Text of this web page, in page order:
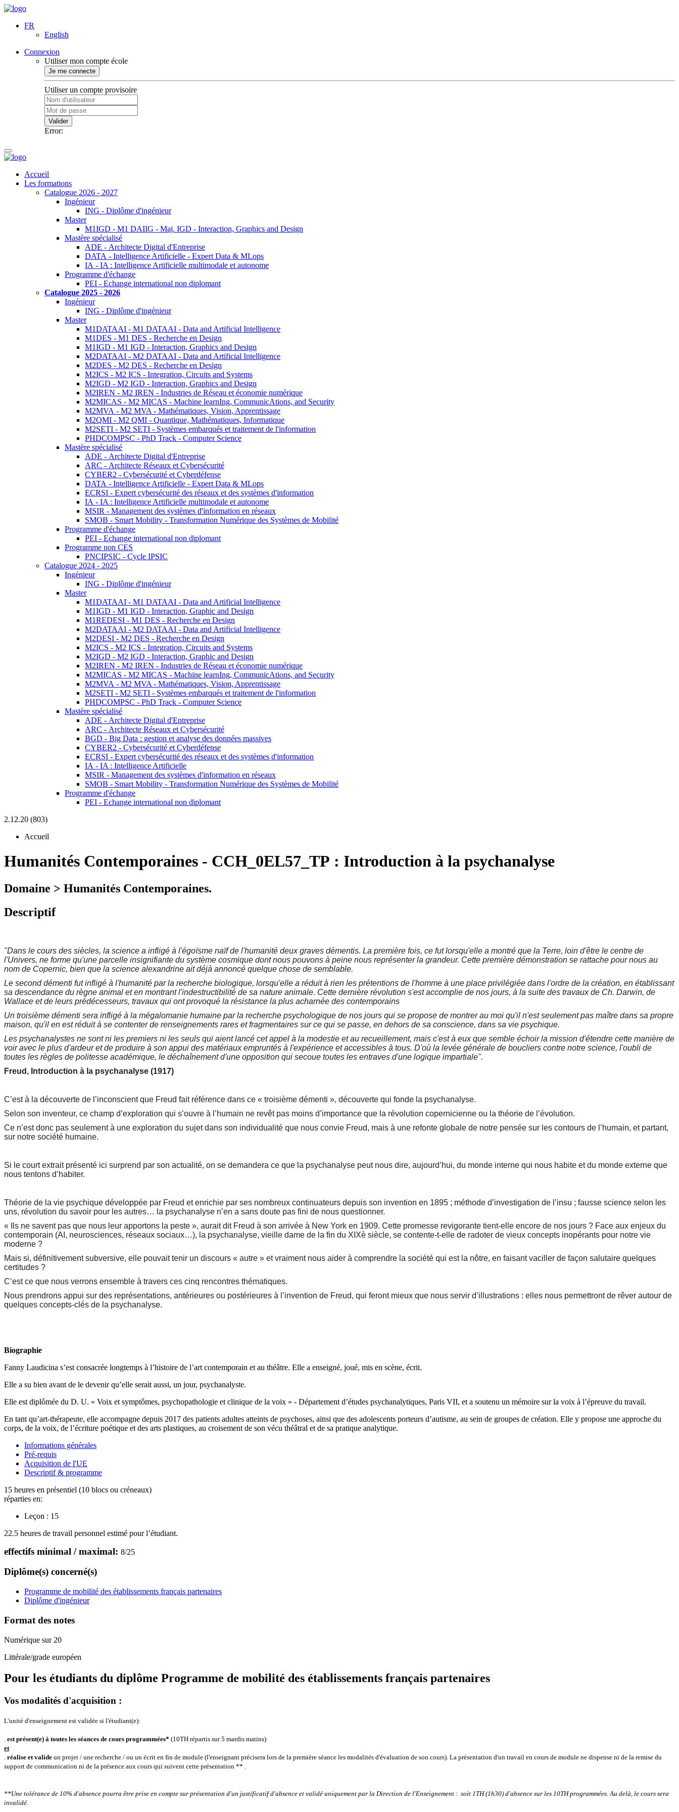
FR
English
Connexion
Utiliser mon compte école
Je me connecte
Utiliser un compte provisoire
Valider
Error:
Accueil
Les formations
Catalogue 2026 - 2027
Ingénieur
ING - Diplôme d'ingénieur
Master
M1IGD - M1 DAIIG - Maj. IGD - Interaction, Graphics and Design
Mastère spécialisé
ADE - Architecte Digital d'Entreprise
DATA - Intelligence Artificielle - Expert Data & MLops
IA - IA : Intelligence Artificielle multimodale et autonome
Programme d'échange
PEI - Echange international non diplomant
Catalogue 2025 - 2026
Ingénieur
ING - Diplôme d'ingénieur
Master
M1DATAAI - M1 DATAAI - Data and Artificial Intelligence
M1DES - M1 DES - Recherche en Design
M1IGD - M1 IGD - Interaction, Graphics and Design
M2DATAAI - M2 DATAAI - Data and Artificial Intelligence
M2DES - M2 DES - Recherche en Design
M2ICS - M2 ICS - Integration, Circuits and Systems
M2IGD - M2 IGD - Interaction, Graphics and Design
M2IREN - M2 IREN - Industries de Réseau et économie numérique
M2MICAS - M2 MICAS - Machine learnIng, CommunicAtions, and Security
M2MVA - M2 MVA - Mathématiques, Vision, Apprentissage
M2QMI - M2 QMI - Quantique, Mathématiques, Informatique
M2SETI - M2 SETI - Systèmes embarqués et traitement de l'information
PHDCOMPSC - PhD Track - Computer Science
Mastère spécialisé
ADE - Architecte Digital d'Entreprise
ARC - Architecte Réseaux et Cybersécurité
CYBER2 - Cybersécurité et Cyberdéfense
DATA - Intelligence Artificielle - Expert Data & MLops
ECRSI - Expert cybersécurité des réseaux et des systèmes d'information
IA - IA : Intelligence Artificielle multimodale et autonome
MSIR - Management des systèmes d'information en réseaux
SMOB - Smart Mobility - Transformation Numérique des Systèmes de Mobilité
Programme d'échange
PEI - Echange international non diplomant
Programme non CES
PNCIPSIC - Cycle IPSIC
Catalogue 2024 - 2025
Ingénieur
ING - Diplôme d'ingénieur
Master
M1DATAAI - M1 DATAAI - Data and Artificial Intelligence
M1IGD - M1 IGD - Interaction, Graphic and Design
M1REDESI - M1 DES - Recherche en Design
M2DATAAI - M2 DATAAI - Data and Artificial Intelligence
M2DESI - M2 DES - Recherche en Design
M2ICS - M2 ICS - Integration, Circuits and Systems
M2IGD - M2 IGD - Interaction, Graphic and Design
M2IREN - M2 IREN - Industries de Réseau et économie numérique
M2MICAS - M2 MICAS - Machine learnIng, CommunicAtions, and Security
M2MVA - M2 MVA - Mathématiques, Vision, Apprentissage
M2SETI - M2 SETI - Systèmes embarqués et traitement de l'information
PHDCOMPSC - PhD Track - Computer Science
Mastère spécialisé
ADE - Architecte Digital d'Entreprise
ARC - Architecte Réseaux et Cybersécurité
BGD - Big Data : gestion et analyse des données massives
CYBER2 - Cybersécurité et Cyberdéfense
ECRSI - Expert cybersécurité des réseaux et des systèmes d'information
IA - IA : Intelligence Artificielle
MSIR - Management des systèmes d'information en réseaux
SMOB - Smart Mobility - Transformation Numérique des Systèmes de Mobilité
Programme d'échange
PEI - Echange international non diplomant
2.12.20 (803)
Accueil
Humanités Contemporaines - CCH_0EL57_TP : Introduction à la psychanalyse
Domaine > Humanités Contemporaines.
Descriptif
"Dans le cours des siècles, la science a infligé à l'égoïsme naïf de l'humanité deux graves démentis. La première fois, ce fut lorsqu'elle a montré que la Terre, loin d'être le centre de
l'Univers, ne forme qu'une parcelle insignifiante du système cosmique dont nous pouvons à peine nous représenter la grandeur. Cette première démonstration se rattache pour nous au
nom de Copernic, bien que la science alexandrine ait déjà annoncé quelque chose de semblable.
Le second démenti fut infligé à l'humanité par la recherche biologique, lorsqu'elle a réduit à rien les prétentions de l'homme à une place privilégiée dans l'ordre de la création, en établissant
sa descendance du règne animal et en montrant l'indestructibilité de sa nature animale. Cette dernière révolution s'est accomplie de nos jours, à la suite des travaux de Ch. Darwin, de
Wallace et de leurs prédécesseurs, travaux qui ont provoqué la résistance la plus acharnée des contemporains
Un troisième démenti sera infligé à la mégalomanie humaine par la recherche psychologique de nos jours qui se propose de montrer au moi qu'il n'est seulement pas maître dans sa propre
maison, qu'il en est réduit à se contenter de renseignements rares et fragmentaires sur ce qui se passe, en dehors de sa conscience, dans sa vie psychique.
Les psychanalystes ne sont ni les premiers ni les seuls qui aient lancé cet appel à la modestie et au recueillement, mais c'est à eux que semble échoir la mission d'étendre cette manière de
voir avec le plus d'ardeur et de produire à son appui des matériaux empruntés à l'expérience et accessibles à tous. D'où la levée générale de boucliers contre notre science, l'oubli de
toutes les règles de politesse académique, le déchaînement d'une opposition qui secoue toutes les entraves d'une logique impartiale".
Freud, Introduction à la psychanalyse (1917)
C’est à la découverte de l’inconscient que Freud fait référence dans ce « troisième démenti », découverte qui fonde la psychanalyse.
Selon son inventeur, ce champ d’exploration qui s’ouvre à l’humain ne revêt pas moins d’importance que la révolution copernicienne ou la théorie de l’évolution.
Ce n’est donc pas seulement à une exploration du sujet dans son individualité que nous convie Freud, mais à une refonte globale de notre pensée sur les contours de l’humain, et partant,
sur notre société humaine.
Si le court extrait présenté ici surprend par son actualité, on se demandera ce que la psychanalyse peut nous dire, aujourd’hui, du monde interne qui nous habite et du monde externe que
nous tentons d’habiter.
Théorie de la vie psychique développée par Freud et enrichie par ses nombreux continuateurs depuis son invention en 1895 ; méthode d’investigation de l’insu ; fausse science selon les
uns, révolution du savoir pour les autres… la psychanalyse n’en a sans doute pas fini de nous questionner.
« Ils ne savent pas que nous leur apportons la peste », aurait dit Freud à son arrivée à New York en 1909. Cette promesse revigorante tient-elle encore de nos jours ? Face aux enjeux du
contemporain (AI, neurosciences, réseaux sociaux…), la psychanalyse, vieille dame de la fin du XIXè siècle, se contente-t-elle de radoter de vieux concepts inopérants pour notre vie
moderne ?
Mais si, définitivement subversive, elle pouvait tenir un discours « autre » et vraiment nous aider à comprendre la société qui est la nôtre, en faisant vaciller de façon salutaire quelques
certitudes ?
C’est ce que nous verrons ensemble à travers ces cinq rencontres thématiques.
Nous prendrons appui sur des représentations, antérieures ou postérieures à l’invention de Freud, qui feront mieux que nous servir d’illustrations : elles nous permettront de rêver autour de
quelques concepts-clés de la psychanalyse.
Biographie
Fanny Laudicina s’est consacrée longtemps à l’histoire de l’art contemporain et au théâtre. Elle a enseigné, joué, mis en scène, écrit.
Elle a su bien avant de le devenir qu’elle serait aussi, un jour, psychanalyste.
Elle est diplômée du D. U. « Voix et symptômes, psychopathologie et clinique de la voix » - Département d’études psychanalytiques, Paris VII, et a soutenu un mémoire sur la voix à l’épreuve du travail.
En tant qu’art-thérapeute, elle accompagne depuis 2017 des patients adultes atteints de psychoses, ainsi que des adolescents porteurs d’autisme, au sein de groupes de création. Elle y propose une approche du
corps, de la voix, de l’écriture poétique et des arts plastiques, au croisement de son vécu théâtral et de sa pratique analytique.
Informations générales
Pré-requis
Acquisition de l'UE
Descriptif & programme
15 heures en présentiel (10 blocs ou créneaux)
réparties en:
Leçon : 15
22.5 heures de travail personnel estimé pour l’étudiant.
effectifs minimal / maximal: 8/25
Diplôme(s) concerné(s)
Programme de mobilité des établissements français partenaires
Diplôme d'ingénieur
Format des notes
Numérique sur 20
Littérale/grade européen
Pour les étudiants du diplôme Programme de mobilité des établissements français partenaires
Vos modalités d'acquisition :
L'unité d'enseignement est validée si l'étudiant(e):
. est présent(e) à toutes les séances de cours programmées* (10TH répartis sur 5 mardis matins)
et
. réalise et valide un projet / une recherche / ou un écrit en fin de module (l'enseignant précisera lors de la première séance les modalités d'évaluation de son cours). La présentation d'un travail en cours de module ne dispense ni de la remise du
support de communication ni de la présence aux cours qui suivent cette présentation ** .
**Une tolérance de 10% d'absence pourra être prise en compte sur présentation d'un justificatif d'absence et validé uniquement par la Direction de l'Enseignement : soit 1TH (1h30) d'absence sur les 10TH programmées.Au delà, le cours sera
invalidé.